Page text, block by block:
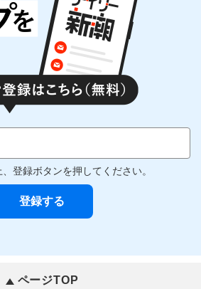
登録ボタンを押してください。
ページTOP